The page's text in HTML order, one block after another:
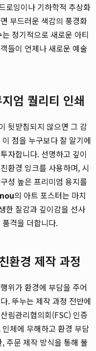
로잉이나 기하학적 추상화
부드러운 색감의 풍경화
는 정기적으로 새로운 아티
들이 언제나 새로운 예술
엄 퀄리티 인쇄
뒷받침되지 않으면 그 감
점을 누구보다 잘 알기에
자합니다. 선명하고 깊이
환경 잉크를 사용하며, 시
성 높은 프리미엄 용지를
의 아트 포스터는 마치
한 질감과 깊이감을 선사
격을 더합니다.
환경 제작 과정
위가 환경에 부담을 주어
. 뚜누는 제작 과정 전반에
림관리협의회(FSC) 인증
체에 무해하고 환경 부담
주문 제작 방식을 통해 불